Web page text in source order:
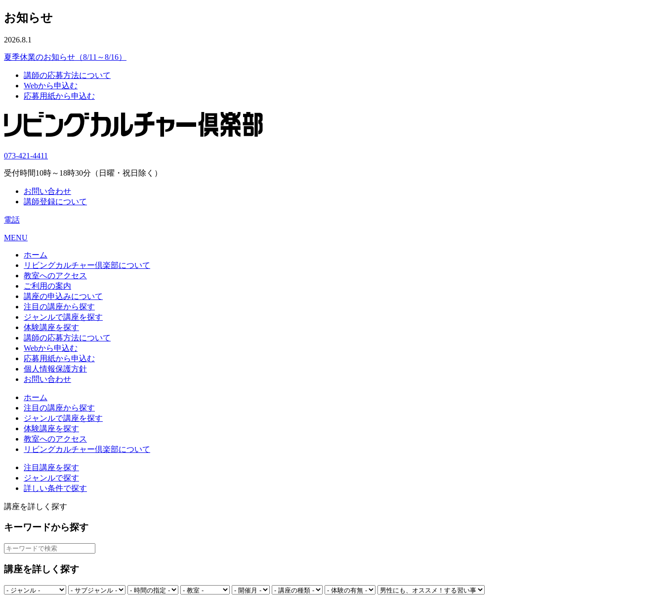
お知らせ
2026.8.1
夏季休業のお知らせ（8/11～8/16）
講師の応募方法について
Webから申込む
応募用紙から申込む
073-421-4411
受付時間10時～18時30分（日曜・祝日除く）
お問い合わせ
講師登録について
電話
MENU
ホーム
リビングカルチャー倶楽部について
教室へのアクセス
ご利用の案内
講座の申込みについて
注目の講座から探す
ジャンルで講座を探す
体験講座を探す
講師の応募方法について
Webから申込む
応募用紙から申込む
個人情報保護方針
お問い合わせ
ホーム
注目の講座から探す
ジャンルで講座を探す
体験講座を探す
教室へのアクセス
リビングカルチャー倶楽部について
注目講座を探す
ジャンルで探す
詳しい条件で探す
講座を詳しく探す
キーワードから探す
講座を詳しく探す